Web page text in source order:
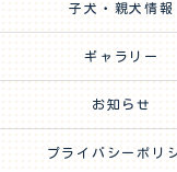
子犬・親犬情報
ギャラリー
お知らせ
プライバシーポリ